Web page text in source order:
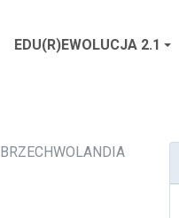
EDU(R)EWOLUCJA 2.1
BRZECHWOLANDIA